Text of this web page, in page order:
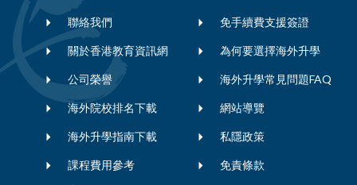
聯絡我們
關於香港教育資訊網
公司榮譽
海外院校排名下載
海外升學指南下載
課程費用參考
免手續費支援簽證
為何要選擇海外升學
海外升學常見問題FAQ
網站導覽
私隱政策
免責條款